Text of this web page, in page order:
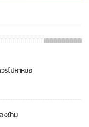
รไปหาหมอ
งข้าม